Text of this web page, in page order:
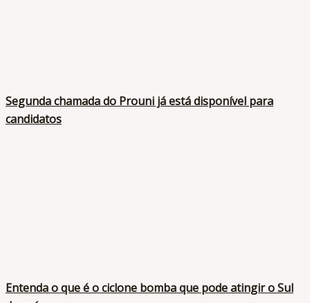
Segunda chamada do Prouni já está disponível para
candidatos
Entenda o que é o ciclone bomba que pode atingir o Sul